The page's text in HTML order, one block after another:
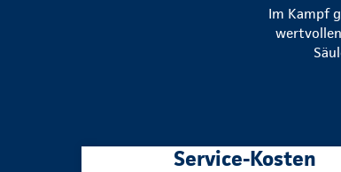
Im Kampf
Service-Kosten